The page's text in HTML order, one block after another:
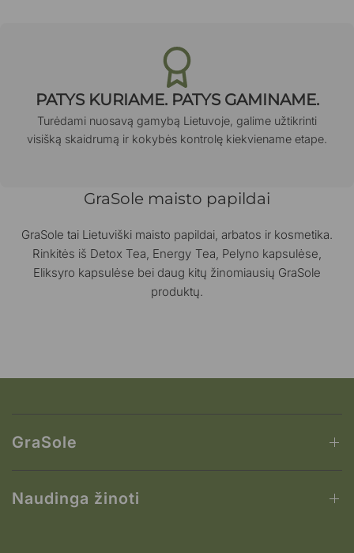
PATYS KURIAME. PATYS GAMINAME.
Turėdami nuosavą gamybą Lietuvoje, galime užtikrinti
visišką skaidrumą ir kokybės kontrolę kiekviename etape.
GraSole maisto papildai
GraSole tai Lietuviški maisto papildai, arbatos ir kosmetika.
Rinkitės iš Detox Tea, Energy Tea, Pelyno kapsulėse,
Eliksyro kapsulėse bei daug kitų žinomiausių GraSole
produktų.
GraSole
Naudinga žinoti